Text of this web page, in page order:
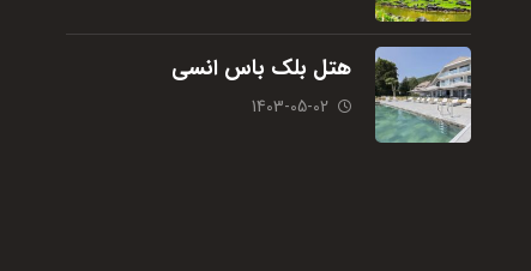
هتل بلک باس انسی
1403-05-02